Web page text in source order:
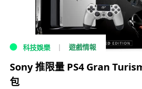
科技娛樂 遊戲情報
Sony 推限量 PS4 Gran
包